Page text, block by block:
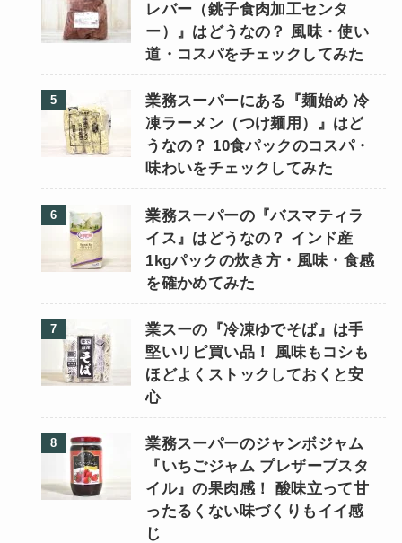
レバー（銚子食肉加工センタ
ー）』はどうなの？ 風味・使い
道・コスパをチェックしてみた
業務スーパーにある『麺始め 冷
凍ラーメン（つけ麺用）』はど
うなの？ 10食パックのコスパ・
味わいをチェックしてみた
業務スーパーの『バスマティラ
イス』はどうなの？ インド産
1kgパックの炊き方・風味・食感
を確かめてみた
業スーの『冷凍ゆでそば』は手
堅いリピ買い品！ 風味もコシも
ほどよくストックしておくと安
心
業務スーパーのジャンボジャム
『いちごジャム プレザーブスタ
イル』の果肉感！ 酸味立って甘
ったるくない味づくりもイイ感
じ